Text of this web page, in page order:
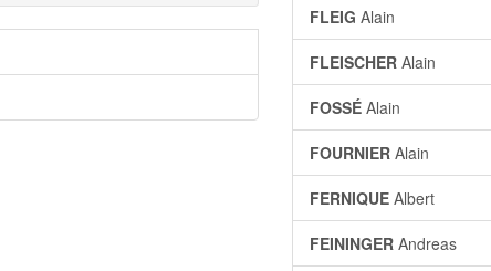
FLEIG Alain
FLEISCHER Alain
FOSSÉ Alain
FOURNIER Alain
FERNIQUE Albert
FEININGER Andreas